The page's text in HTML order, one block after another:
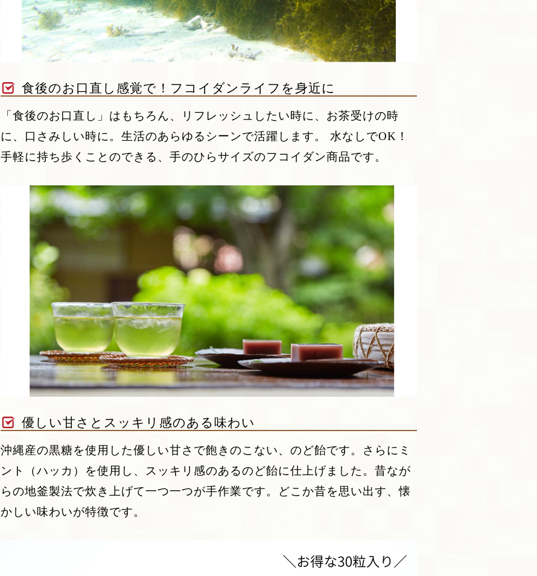
食後のお口直し感覚で！フコイダンライフを身近に
「食後のお口直し」はもちろん、リフレッシュしたい時に、お茶受けの時
に、口さみしい時に。生活のあらゆるシーンで活躍します。 水なしでOK！
手軽に持ち歩くことのできる、手のひらサイズのフコイダン商品です。
優しい甘さとスッキリ感のある味わい
沖縄産の黒糖を使用した優しい甘さで飽きのこない、のど飴です。さらにミ
ント（ハッカ）を使用し、スッキリ感のあるのど飴に仕上げました。昔なが
らの地釜製法で炊き上げて一つ一つが手作業です。どこか昔を思い出す、懐
かしい味わいが特徴です。